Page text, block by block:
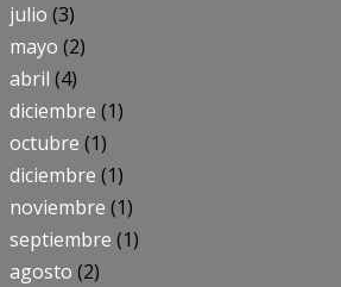
julio (3)
mayo (2)
abril (4)
diciembre (1)
octubre (1)
diciembre (1)
noviembre (1)
septiembre (1)
agosto (2)